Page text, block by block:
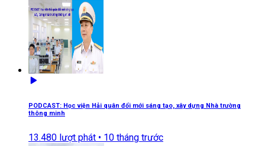
PODCAST: Học viện Hải quân đổi mới sáng tạo, xây dựng Nhà trường
thông minh
13.480 lượt phát • 10 tháng trước